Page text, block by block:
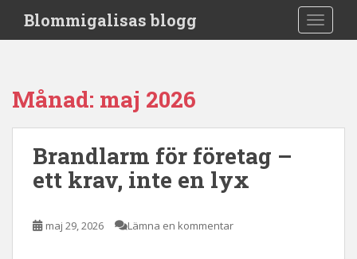
i
Blommigalisas blogg
Månad: maj 2026
Brandlarm för företag –
ett krav, inte en lyx
maj 29, 2026 Lämna en kommentar